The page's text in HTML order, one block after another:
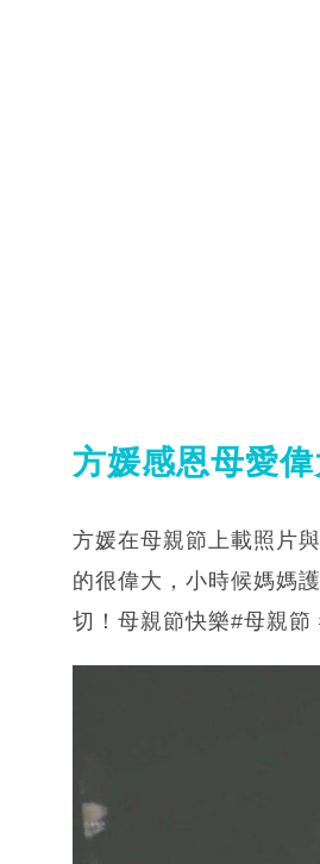
方媛感恩母愛
方媛在母親節上載照片
的很偉大，小時候媽媽
切！母親節快樂#母親節